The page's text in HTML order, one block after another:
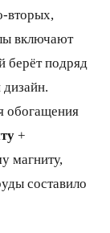
вторых,
включают
берёт подряд
обогащения
+
магниту,
составило